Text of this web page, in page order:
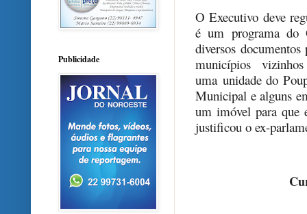
O Executivo deve
é um programa do
diversos
municípios
uma unidade do
Municipal e alguns
um imóvel para que
justificou o ex-
Publicidade